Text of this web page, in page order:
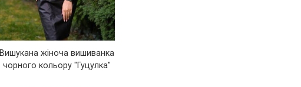
Вишукана жіноча вишиванка
чорного кольору "Гуцулка"